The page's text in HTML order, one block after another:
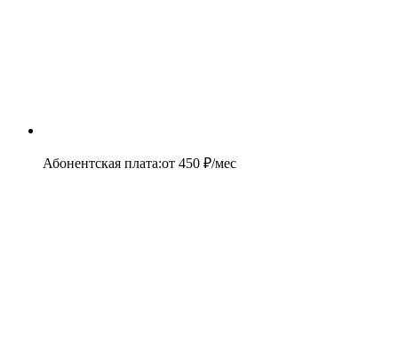
Абонентская плата:от 450 ₽/мес